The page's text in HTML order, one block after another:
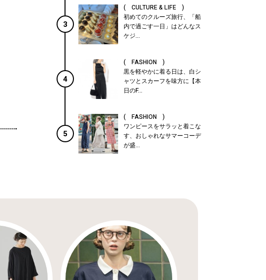
3
( CULTURE & LIFE )
初めてのクルーズ旅行、「船
内で過ごす一日」はどんなス
ケジ...
4
( FASHION )
黒を軽やかに着る日は、白シ
ャツとスカーフを味方に【本
日のF...
5
( FASHION )
ワンピースをサラッと着こな
す、おしゃれなサマーコーデ
が盛...